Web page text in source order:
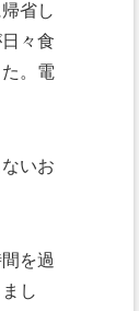
省し
々食
。電
いお
を過
し